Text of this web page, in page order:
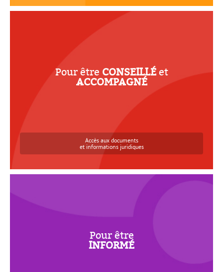
Pour être CONSEILLÉet
ACCOMPAGNÉ
Accès aux documents
et informations juridiques
CONSEILLÉ
Moteur de recherche juridique
Documents commerciaux et modèles
Fiches pratiques
Chiffres clés
Convention collective
Médiation
Pour être
INFORMÉ
informé
Immatriculations
Cartes grises